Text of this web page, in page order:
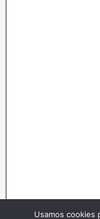
Usamos cookies